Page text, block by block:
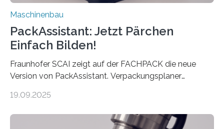
Maschinenbau
PackAssistant: Jetzt Pärchen
Einfach Bilden!
Fraunhofer SCAI zeigt auf der FACHPACK die neue
Version von PackAssistant. Verpackungsplaner
Automobil, Maschinenbau und in der Zulieferindustrie.
Teile als eine Einheit verpacken. Die Anordnung kann
19.09.2025